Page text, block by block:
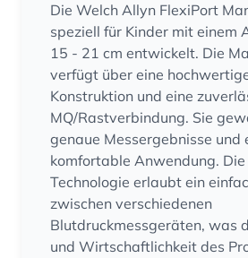
Die Welch Allyn FlexiPort
speziell für Kinder mit einem
15 - 21 cm entwickelt. Die
verfügt über eine
Konstruktion und eine
MQ/Rastverbindung. Sie
genaue Messergebnisse und
komfortable Anwendung.
Technologie erlaubt ein
zwischen verschiedenen
Blutdruckmessgeräten, was
und Wirtschaftlichkeit des